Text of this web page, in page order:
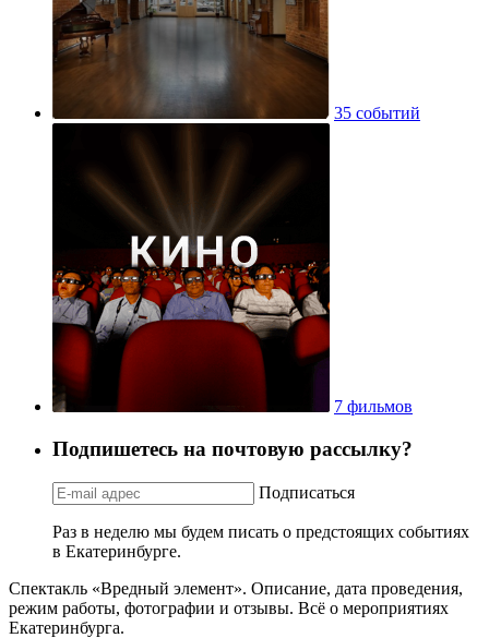
35 событий
7 фильмов
Подпишетесь на почтовую рассылку?
Подписаться
Раз в неделю мы будем писать о предстоящих событиях
в Екатеринбурге.
Спектакль «Вредный элемент». Описание, дата проведения,
режим работы, фотографии и отзывы. Всё о мероприятиях
Екатеринбурга.